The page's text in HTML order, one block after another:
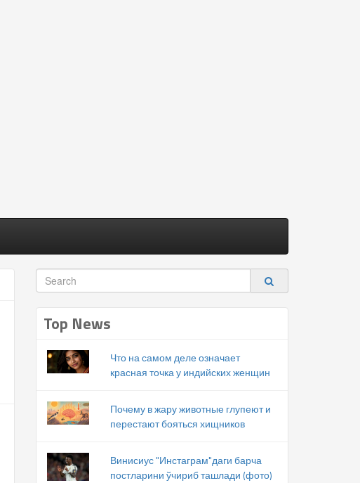
Top News
Что на самом деле означает
красная точка у индийских женщин
Почему в жару животные глупеют и
перестают бояться хищников
Винисиус "Инстаграм"даги барча
постларини ўчириб ташлади (фото)